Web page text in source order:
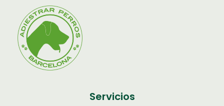
Servicios